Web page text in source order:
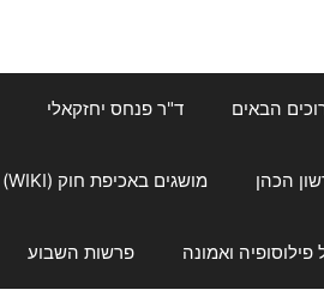
הבאים ד"ר פנחס יחזקאלי
הכהן מושגים באכיפת חוק (WIKI)
פילוסופיה ואמונה פרשות השבוע